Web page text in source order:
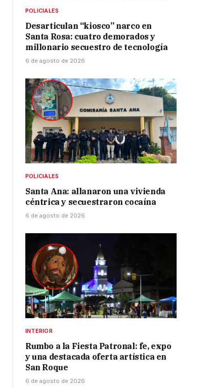
POLICIALES
Desarticulan “kiosco” narco en
Santa Rosa: cuatro demorados y
millonario secuestro de tecnología
6 de agosto de 2026
POLICIALES
Santa Ana: allanaron una vivienda
céntrica y secuestraron cocaína
6 de agosto de 2026
INTERIOR
Rumbo a la Fiesta Patronal: fe, expo
y una destacada oferta artística en
San Roque
6 de agosto de 2026